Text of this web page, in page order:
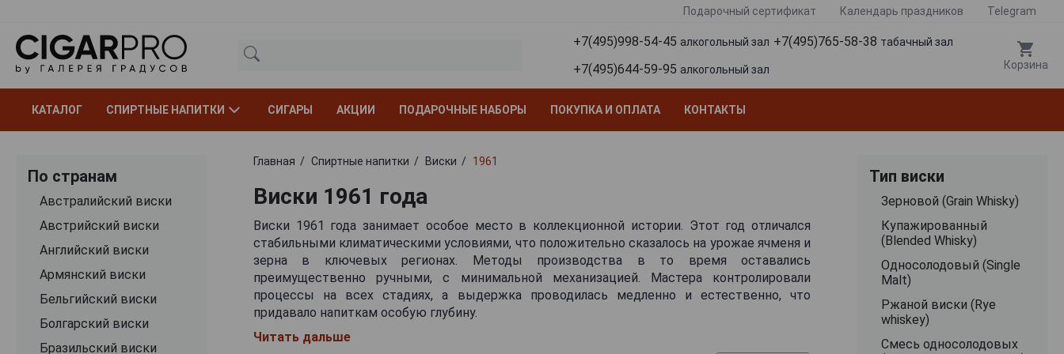
Подарочный сертификат Календарь праздников Telegram
+7(495)998-54-45 алкогольный зал +7(495)765-58-38 табачный зал
+7(495)644-59-95 алкогольный зал Корзина
КАТАЛОГ СПИРТНЫЕ НАПИТКИ СИГАРЫ АКЦИИ ПОДАРОЧНЫЕ НАБОРЫ ПОКУПКА И ОПЛАТА КОНТАКТЫ
По странам
Австралийский виски
Австрийский виски
Английский виски
Армянский виски
Бельгийский виски
Болгарский виски
Бразильский виски
Главная Спиртные напитки Виски 1961
Виски 1961 года
Виски 1961 года занимает особое место в коллекционной истории. Этот год отличался
стабильными климатическими условиями, что положительно сказалось на урожае ячменя и
зерна в ключевых регионах. Методы производства в то время оставались
преимущественно ручными, с минимальной механизацией. Мастера контролировали
процессы на всех стадиях, а выдержка проводилась медленно и естественно, что
придавало напиткам особую глубину.
Аромат whisky 1961 года отличается насыщенными тонами сухофруктов, табака, кожи,
Читать дальше
Тип виски
Зерновой (Grain Whisky)
Купажированный
(Blended Whisky)
Односолодовый (Single
Malt)
Ржаной виски (Rye
whiskey)
Смесь односолодовых